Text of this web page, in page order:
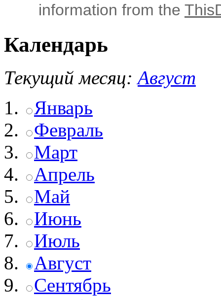
information from the
Календарь
Текущий месяц: Август
Январь
Февраль
Март
Апрель
Май
Июнь
Июль
Август
Сентябрь